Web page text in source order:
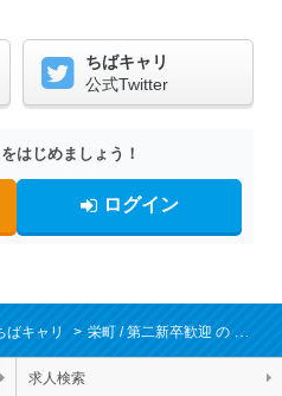
ちばキャリ
公式Twitter
はじめましょう！
ログイン
ばキャリ 栄町 第二新卒歓迎 転職・
求人検索